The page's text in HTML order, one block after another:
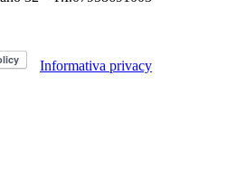
Informativa privacy